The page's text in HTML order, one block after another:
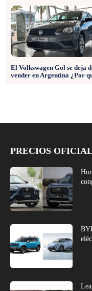
El Volkswagen Gol se deja
vender en Argentina ¿Por
PRECIOS